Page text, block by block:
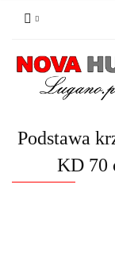
Podstawa
KD 70